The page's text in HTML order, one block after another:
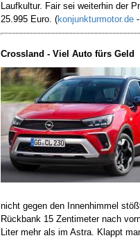
Laufkultur. Fair sei weiterhin der
25.995 Euro. (konjunkturmotor.de-
Crossland - Viel Auto fürs Geld
nicht gegen den Innenhimmel
Rückbank 15 Zentimeter nach
Liter mehr als im Astra. Klappt